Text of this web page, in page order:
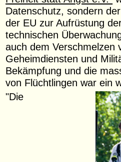
Datenschutz, sondern
der EU zur Aufrüstung
technischen
auch dem Verschmelzen
Geheimdiensten und
Bekämpfung und die
von Flüchtlingen war ein
"Die